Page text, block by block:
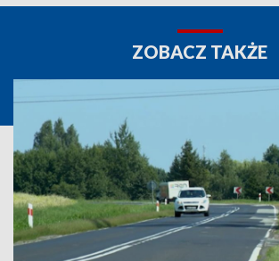
ZOBACZ TAKŻE